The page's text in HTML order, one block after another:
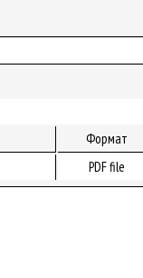
Формат
PDF file